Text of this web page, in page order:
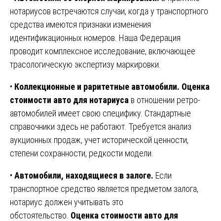
нотариусов встречаются случаи, когда у транспортного
средства имеются признаки изменения
идентификационных номеров. Наша Федерация
проводит комплексное исследование, включающее
трасологическую экспертизу маркировки.
• Коллекционные и раритетные автомобили. Оценка
стоимости авто для нотариуса в отношении ретро-
автомобилей имеет свою специфику. Стандартные
справочники здесь не работают. Требуется анализ
аукционных продаж, учет исторической ценности,
степени сохранности, редкости модели.
• Автомобили, находящиеся в залоге. Если
транспортное средство является предметом залога,
нотариус должен учитывать это
обстоятельство. Оценка стоимости авто для